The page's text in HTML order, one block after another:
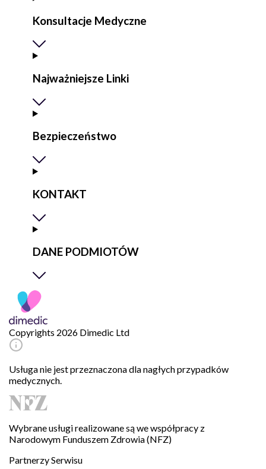
Konsultacje Medyczne
Najważniejsze Linki
Bezpieczeństwo
KONTAKT
DANE PODMIOTÓW
Copyrights 2026 Dimedic Ltd
Usługa nie jest przeznaczona dla nagłych przypadków
medycznych.
Wybrane usługi realizowane są we współpracy z
Narodowym Funduszem Zdrowia (NFZ)
Partnerzy Serwisu